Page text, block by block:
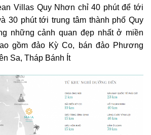
Villas Quy Nhơn chỉ 40 phút để tới
30 phút tới trung tâm thành phố Quy
những cảnh quan đẹp nhất ở miền
gồm đảo Kỳ Co, bán đảo Phương
Sa, Tháp Bánh Ít